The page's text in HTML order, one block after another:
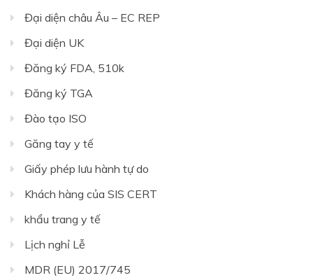
Đại diện châu Âu – EC REP
Đại diện UK
Đăng ký FDA, 510k
Đăng ký TGA
Đào tạo ISO
Găng tay y tế
Giấy phép lưu hành tự do
Khách hàng của SIS CERT
khẩu trang y tế
Lịch nghỉ Lễ
MDR (EU) 2017/745